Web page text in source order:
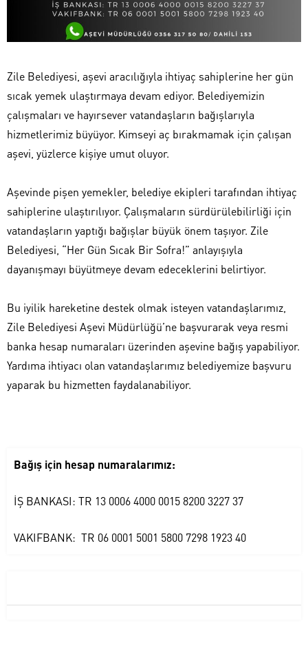
Zile Belediyesi, aşevi aracılığıyla ihtiyaç sahiplerine her gün
sıcak yemek ulaştırmaya devam ediyor. Belediyemizin
çalışmaları ve hayırsever vatandaşların bağışlarıyla
hizmetlerimiz büyüyor. Kimseyi aç bırakmamak için çalışan
aşevi, yüzlerce kişiye umut oluyor.
Aşevinde pişen yemekler, belediye ekipleri tarafından ihtiyaç
sahiplerine ulaştırılıyor. Çalışmaların sürdürülebilirliği için
vatandaşların yaptığı bağışlar büyük önem taşıyor. Zile
Belediyesi, “Her Gün Sıcak Bir Sofra!” anlayışıyla
dayanışmayı büyütmeye devam edeceklerini belirtiyor.
Bu iyilik hareketine destek olmak isteyen vatandaşlarımız,
Zile Belediyesi Aşevi Müdürlüğü’ne başvurarak veya resmi
banka hesap numaraları üzerinden aşevine bağış yapabiliyor.
Yardıma ihtiyacı olan vatandaşlarımız belediyemize başvuru
yaparak bu hizmetten faydalanabiliyor.
Bağış için hesap numaralarımız:
İŞ BANKASI: TR 13 0006 4000 0015 8200 3227 37
VAKIFBANK: TR 06 0001 5001 5800 7298 1923 40